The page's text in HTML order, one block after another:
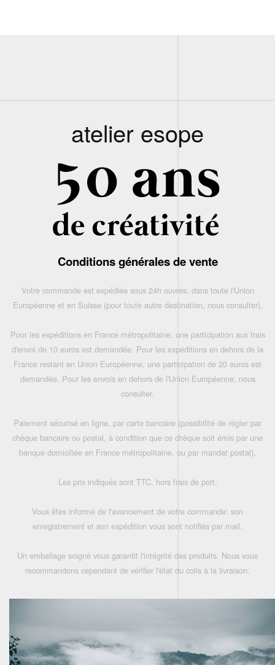
atelier esope
Conditions générales de vente
Votre commande est expédiée sous 24h ouvrés, dans toute l'Union
Européenne et en Suisse (pour toute autre destination, nous consulter),
Pour les expéditions en France métropolitaine, une participation aux frais
d'envoi de 10 euros est demandée. Pour les expéditions en dehors de la
France restant en Union Européenne, une participation de 20 euros est
demandée. Pour les envois en dehors de l'Union Européenne, nous
consulter.
Paiement sécurisé en ligne, par carte bancaire (possibilité de régler par
chèque bancaire ou postal, à condition que ce chèque soit émis par une
banque domiciliée en France métropolitaine, ou par mandat postal),
Les prix indiqués sont TTC, hors frais de port,
Vous êtes informé de l'avancement de votre commande: son
enregistrement et son expédition vous sont notifiés par mail.
Un emballage soigné vous garantit l'intégrité des produits. Nous vous
recommandons cependant de vérifier l'état du colis à la livraison.